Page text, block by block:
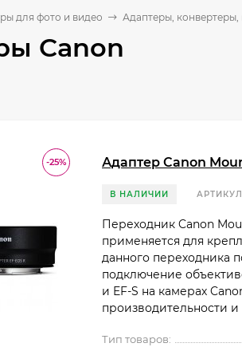
для фото и видео Адаптеры,
Canon
-25% Адаптер Canon
В НАЛИЧИИ
Переходник Canon
применяется для
данного переходника
подключение
и EF-S на камерах
производительности
Тип товаров: